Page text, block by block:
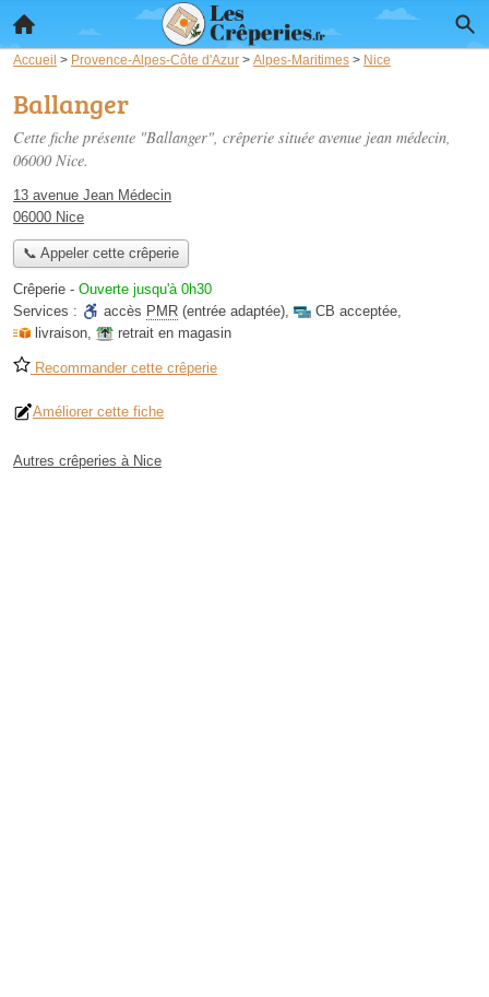
Accueil > Provence-Alpes-Côte d'Azur > Alpes-Maritimes > Nice
Ballanger
Cette fiche présente "Ballanger", crêperie située avenue jean médecin,
06000 Nice.
13 avenue Jean Médecin
06000 Nice
📞 Appeler cette crêperie
Crêperie - Ouverte jusqu'à 0h30
Services :
accès PMR (entrée adaptée), CB acceptée,
livraison, retrait en magasin
Recommander cette crêperie
Améliorer cette fiche
Autres crêperies à Nice